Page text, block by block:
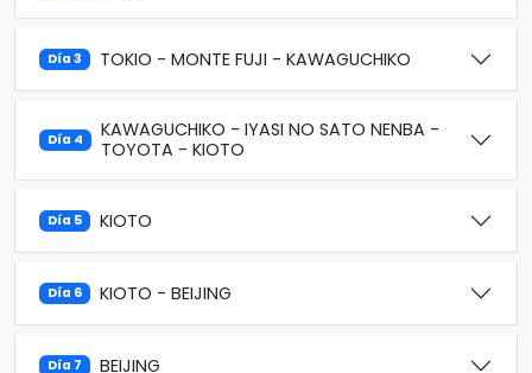
Día 3 TOKIO - MONTE FUJI - KAWAGUCHIKO
Día 4
KAWAGUCHIKO - IYASI NO SATO NENBA -
TOYOTA - KIOTO
Día 5 KIOTO
Día 6 KIOTO - BEIJING
Día 7 BEIJING